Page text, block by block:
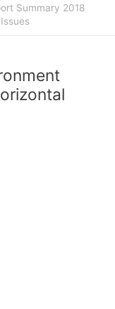
Summary 2018